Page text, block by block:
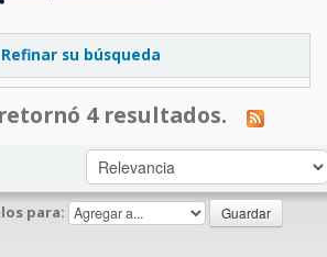
Refinar su búsqueda
4 resultados.
para: